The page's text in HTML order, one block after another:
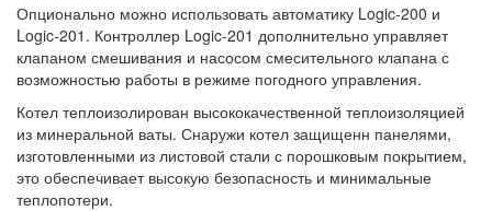
Опционально можно использовать автоматику Logic-200 и
Logic-201. Контроллер Logic-201 дополнительно управляет
клапаном смешивания и насосом смесительного клапана с
возможностью работы в режиме погодного управления.
Котел теплоизолирован высококачественной теплоизоляцией
из минеральной ваты. Снаружи котел защищенн панелями,
изготовленными из листовой стали с порошковым покрытием,
это обеспечивает высокую безопасность и минимальные
теплопотери.